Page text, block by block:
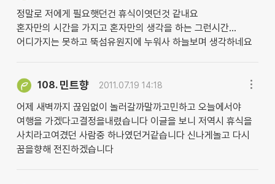
정말로 저에게 필요햇던건 휴식이엿던것 같내요
혼자만의 시간을 가지고 혼자만의 생각을 하는 그런시간...
어디가지는 못하고 뚝섬유원지에 누워사 하늘보며 생각하네요
108. 민트향 2011.07.19 14:18
어제 새벽까지 끊임없이 놀러갈까말까고민하고 오늘에서야
여행을 가겠다고결정을내렸습니다 이글을 보니 저역시 휴식을
사치라고여겼던 사람중 하나였던거같습니다 신나게놀고 다시
꿈을향해 전진하겠습니다